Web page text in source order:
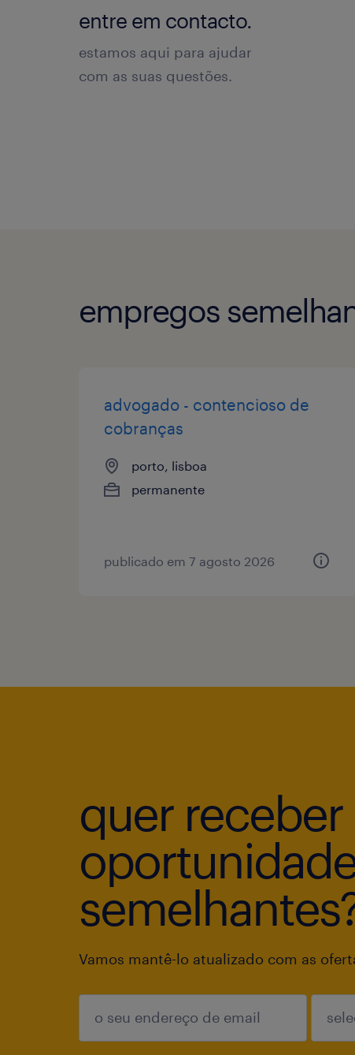
entre em contacto.
estamos aqui para ajudar
com as suas questões.
empregos
advogado - contencioso de
cobranças
porto, lisboa
permanente
publicado em 7 agosto 2026
quer receber
Vamos mantê-lo atualizado com as
enviar